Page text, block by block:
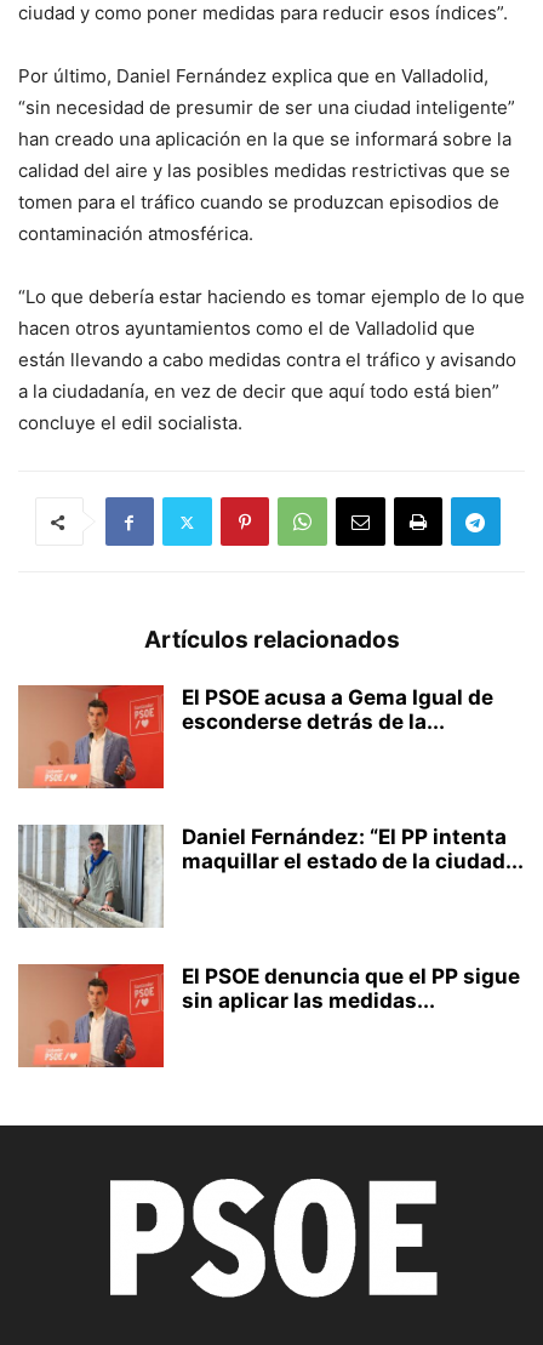
ciudad y como poner medidas para reducir esos índices”.
Por último, Daniel Fernández explica que en Valladolid,
“sin necesidad de presumir de ser una ciudad inteligente”
han creado una aplicación en la que se informará sobre la
calidad del aire y las posibles medidas restrictivas que se
tomen para el tráfico cuando se produzcan episodios de
contaminación atmosférica.
“Lo que debería estar haciendo es tomar ejemplo de lo que
hacen otros ayuntamientos como el de Valladolid que
están llevando a cabo medidas contra el tráfico y avisando
a la ciudadanía, en vez de decir que aquí todo está bien”
concluye el edil socialista.
Artículos relacionados
El PSOE acusa a Gema Igual de
esconderse detrás de la...
Daniel Fernández: “El PP intenta
maquillar el estado de la ciudad...
El PSOE denuncia que el PP sigue
sin aplicar las medidas...